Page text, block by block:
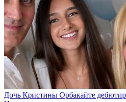
Дочь Кристины Орбакайте